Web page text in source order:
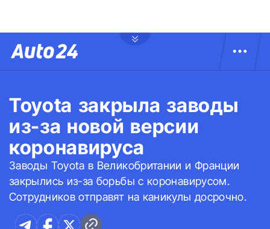
Toyota закрыла заводы
из-за новой версии
коронавируса
Заводы Toyota в Великобритании и Франции
закрылись из-за борьбы с коронавирусом.
Сотрудников отправят на каникулы досрочно.